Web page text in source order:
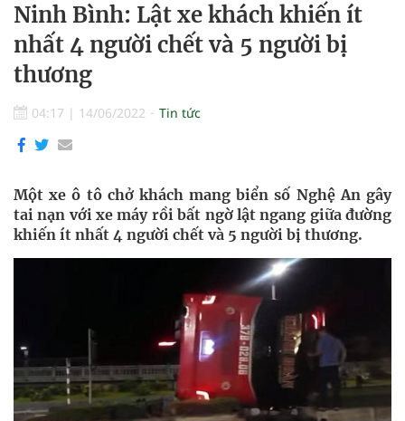
Ninh Bình: Lật xe khách khiến ít
nhất 4 người chết và 5 người bị
thương
04:17 | 14/06/2022 Tin tức
Một xe ô tô chở khách mang biển số Nghệ An gây
tai nạn với xe máy rồi bất ngờ lật ngang giữa đường
khiến ít nhất 4 người chết và 5 người bị thương.